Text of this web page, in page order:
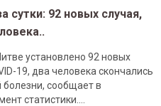
сутки: 92 новых случая,
установлено 92 новых
19, два человека скончались
сообщает в
статистики....